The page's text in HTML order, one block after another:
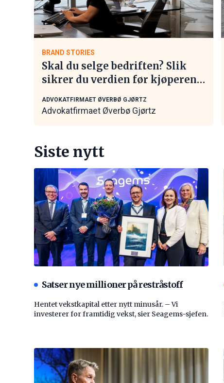
BRAND STORIES
Skal du selge bedriften? Slik
sikrer du verdien før kjøperen
ADVOKATFIRMAET ØVERBØ GJØRTZ
Advokatfirmaet Øverbø Gjørtz
Siste nytt
Satser nye millioner på restråstoff
Hentet vekstkapital etter nytt minusår. – Vi
investerer for framtidig vekst, sier Seagems-sjefen.